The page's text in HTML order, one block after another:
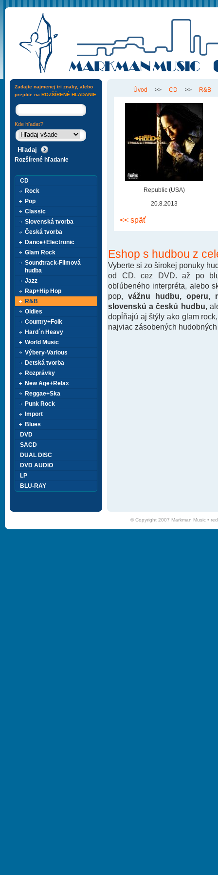
Úvod >> CD >> R&B
Republic (USA)
20.8.2013
<< späť
Eshop s hudbou z
Vyberte si zo širokej ponuky
od CD, cez DVD. až po
obľúbeného interpréta, alebo
pop, vážnu hudbu, operu,
slovenskú a českú hudbu ,
dopĺňajú aj štýly ako glam
najviac zásobených
Zadajte najmenej tri znaky, alebo
prejdite na ROZŠÍRENÉ HĽADANIE
Kde hľadať?
Rozšírené hľadanie
CD
Rock
Pop
Classic
Slovenská tvorba
Česká tvorba
Dance+Electronic
Glam Rock
Soundtrack-Filmová
hudba
Jazz
Rap+Hip Hop
R&B
Oldies
Country+Folk
Hard´n Heavy
World Music
Výbery-Various
Detská tvorba
Rozprávky
New Age+Relax
Reggae+Ska
Punk Rock
Import
Blues
DVD
SACD
DUAL DISC
DVD AUDIO
LP
BLU-RAY
© Copyright 2007 Markman Music •